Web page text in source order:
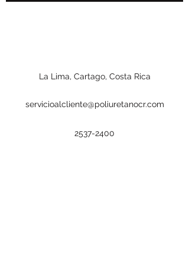
La Lima, Cartago, Costa Rica
servicioalcliente@poliuretanocr.com
2537-2400